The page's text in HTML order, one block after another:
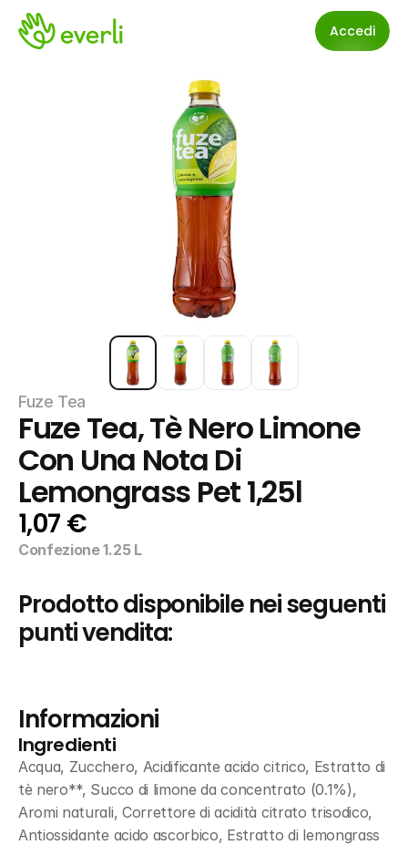
Accedi
Fuze Tea
Fuze Tea, Tè Nero Limone
Con Una Nota Di
Lemongrass Pet 1,25l
1,07 €
Confezione 1.25 L
Prodotto disponibile nei seguenti
punti vendita:
Informazioni
Ingredienti
Acqua, Zucchero, Acidificante acido citrico, Estratto di
tè nero**, Succo di limone da concentrato (0.1%),
Aromi naturali, Correttore di acidità citrato trisodico,
Antiossidante acido ascorbico, Estratto di lemongrass